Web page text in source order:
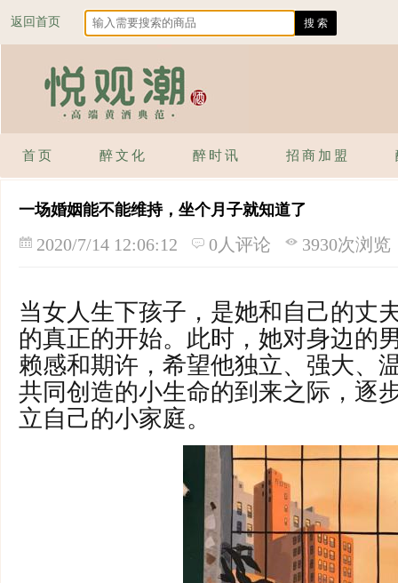
返回首页
首页 醉文化 醉时讯 招商加盟
一场婚姻能不能维持，坐个月子就知道了
2020/7/14 12:06:12 0人评论 3930次浏览
当女人生下孩子，是她和自己的丈
的真正的开始。此时，她对身边的
赖感和期许，希望他独立、强大、
共同创造的小生命的到来之际，逐
立自己的小家庭。